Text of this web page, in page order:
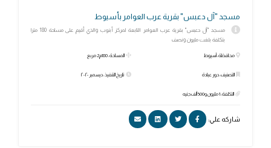
مسجد "آل دعبس" بقرية عرب العوامر بأسيوط
مسجد "آل دعبس" بقرية عرب العوامر التابعة لمركز أبنوب والذي أقيم على مساحة 180 مترا
بتكلفة بلغت مليون ونصف
محافظة: أسيوط
التصنيف: دور عبادة
التكلفة: 1 مليون و500 ألف جنيه
المساحة: 180م2 مربع
تاريخ التنفيذ: ديسمبر ٢٠٢٠
شاركه علي: